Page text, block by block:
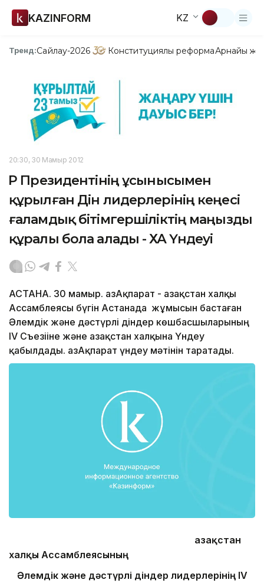
KAZINFORM KZ
Тренд:Сайлау-2026 Конституциялық реформаАрнайы
20:30, 30 Мамыр 2012
ҚР Президентінің ұсынысымен
құрылған Дін лидерлерінің кеңесі
ғаламдық бітімгершіліктің маңызды
құралы бола алады - ҚХА Үндеуі
АСТАНА. 30 мамыр. ҚазАқпарат - Қазақстан халқы
Ассамблеясы бүгін Астанада жұмысын бастаған
Әлемдік және дәстүрлі діндер көшбасшыларының
IV Съезііне және Қазақстан халқына Үндеу
қабылдады. ҚазАқпарат үндеу мәтінін таратады.
Қазақстан
халқы Ассамблеясының
Әлемдік және дәстүрлі діндер лидерлерінің IV